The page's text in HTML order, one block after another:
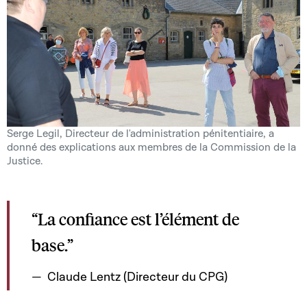
Serge Legil, Directeur de l'administration pénitentiaire, a
donné des explications aux membres de la Commission de la
Justice.
“La confiance est l’élément de
base.”
Claude Lentz (Directeur du CPG)